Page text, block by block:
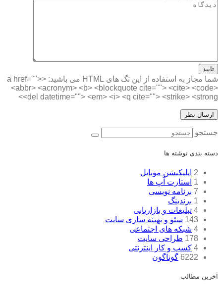
تایید
شما مجاز به استفاده از این تگ های HTML می باشید:
<a href="">
<abbr> <acronym> <b> <blockquote cite=""> <cite> <code>
<del datetime=""> <em> <i> <q cite=""> <strike> <strong>
جستجو
دسته بندی نوشته ها
2 اپلیکیشن موبایل
1 استارت آپ ها
7 برنامه نویسی
1 برندینگ
4 تبلیغات و بازاریابی
143 سئو و بهینه سازی سایت
4 شبکه های اجتماعی
178 طراحی سایت
4 کسب و کار اینترنتی
6222 گوناگون
آخرین مطالب